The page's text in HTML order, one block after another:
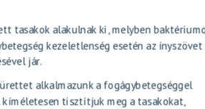
tasakok alakulnak ki, melyben
kezeletlenség esetén az ínyszövet
jár.
alkalmazunk a fogágybetegséggel
kíméletesen tisztítjuk meg a tasakokat,